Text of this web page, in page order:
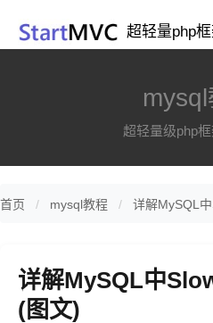
超轻量php
超轻量级php
首页 mysql教程 详解MySQL
详解MySQL中
(图文)